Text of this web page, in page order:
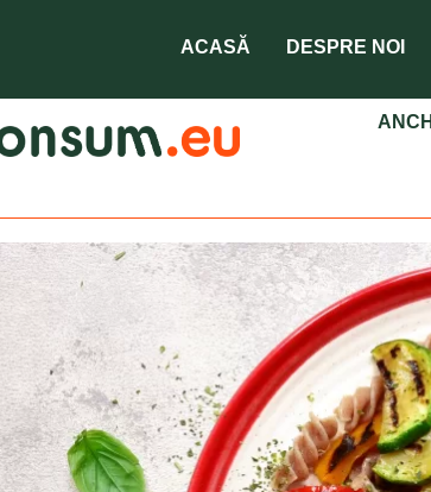
ACASĂ DESPRE NOI